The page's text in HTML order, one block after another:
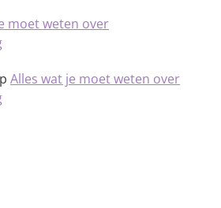
moet weten over
Alles wat je moet weten over